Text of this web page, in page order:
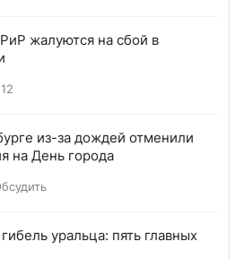
жалуются на сбой в
12
из-за дождей отменили
на День города
уральца: пять главных